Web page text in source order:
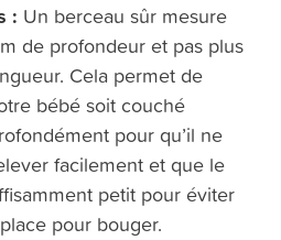
: Un berceau sûr mesure
de profondeur et pas plus
Cela permet de
bébé soit couché
pour qu’il ne
facilement et que le
petit pour éviter
pour bouger.